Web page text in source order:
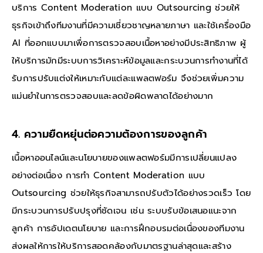
บริการ Content Moderation แบบ Outsourcing ช่วยให้
ธุรกิจเข้าถึงทีมงานที่มีความเชี่ยวชาญหลายภาษา และใช้เครื่องมือ
AI ที่ออกแบบมาเพื่อการตรวจสอบเนื้อหาอย่างมีประสิทธิภาพ ผู้
ให้บริการมักมีระบบการวิเคราะห์ข้อมูลและกระบวนการทำงานที่ได้
รับการปรับแต่งให้เหมาะกับแต่ละแพลตฟอร์ม จึงช่วยเพิ่มความ
แม่นยำในการตรวจสอบและลดข้อผิดพลาดได้อย่างมาก
4. ความยืดหยุ่นต่อความต้องการของลูกค้า
เนื้อหาออนไลน์และนโยบายของแพลตฟอร์มมีการเปลี่ยนแปลง
อย่างต่อเนื่อง การทำ Content Moderation แบบ
Outsourcing ช่วยให้ธุรกิจสามารถปรับตัวได้อย่างรวดเร็ว โดย
มีกระบวนการปรับปรุงที่ชัดเจน เช่น ระบบรับข้อเสนอแนะจาก
ลูกค้า การอัปเดตนโยบาย และการฝึกอบรมต่อเนื่องของทีมงาน
ส่งผลให้การให้บริการสอดคล้องกับมาตรฐานล่าสุดและสร้าง